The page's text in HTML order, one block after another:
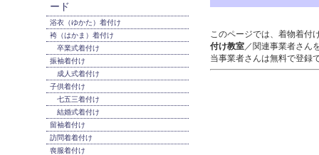
このページでは、着物着付
付け教室／関連事業者さん
当事業者さんは無料で登録
ード
浴衣（ゆかた）着付け
袴（はかま）着付け
卒業式着付け
振袖着付け
成人式着付け
子供着付け
七五三着付け
結婚式着付け
留袖着付け
訪問着着付け
喪服着付け